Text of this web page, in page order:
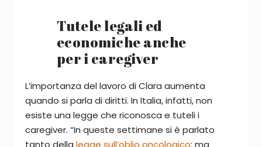
Tutele legali ed
economiche anche
per i caregiver
L’importanza del lavoro di Clara aumenta
quando si parla di diritti. In Italia, infatti, non
esiste una legge che riconosca e tuteli i
caregiver. “In queste settimane si è parlato
tanto della legge sull’oblio oncologico: ma